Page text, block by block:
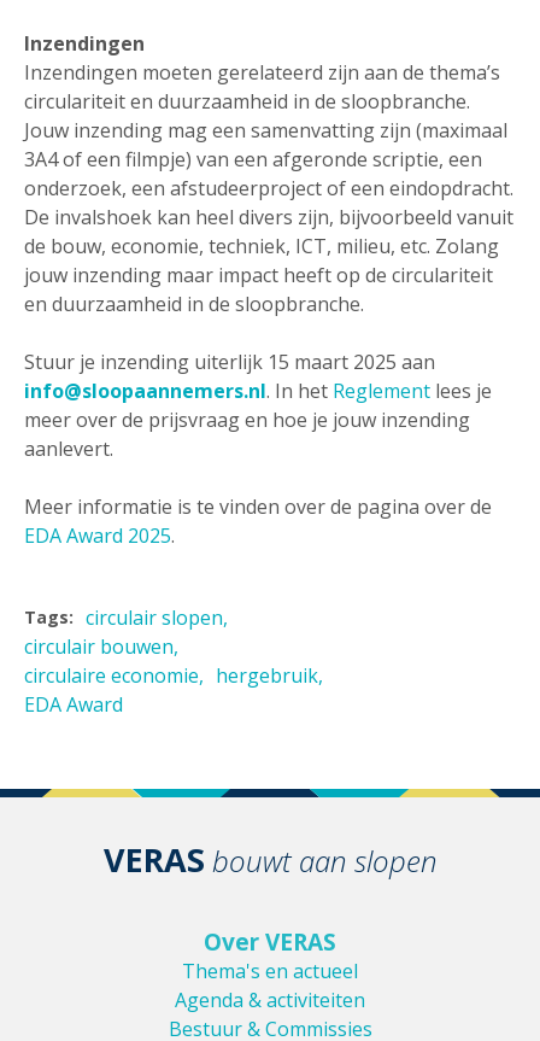
Inzendingen
Inzendingen moeten gerelateerd zijn aan de thema’s
circulariteit en duurzaamheid in de sloopbranche.
Jouw inzending mag een samenvatting zijn (maximaal
3A4 of een filmpje) van een afgeronde scriptie, een
onderzoek, een afstudeerproject of een eindopdracht.
De invalshoek kan heel divers zijn, bijvoorbeeld vanuit
de bouw, economie, techniek, ICT, milieu, etc. Zolang
jouw inzending maar impact heeft op de circulariteit
en duurzaamheid in de sloopbranche.
Stuur je inzending uiterlijk 15 maart 2025 aan
info@sloopaannemers.nl. In het Reglement lees je
meer over de prijsvraag en hoe je jouw inzending
aanlevert.
Meer informatie is te vinden over de pagina over de
EDA Award 2025.
Tags: circulair slopen
circulair bouwen
circulaire economie
hergebruik
EDA Award
VERAS bouwt aan slopen
Over VERAS
Thema's en actueel
Agenda & activiteiten
Bestuur & Commissies